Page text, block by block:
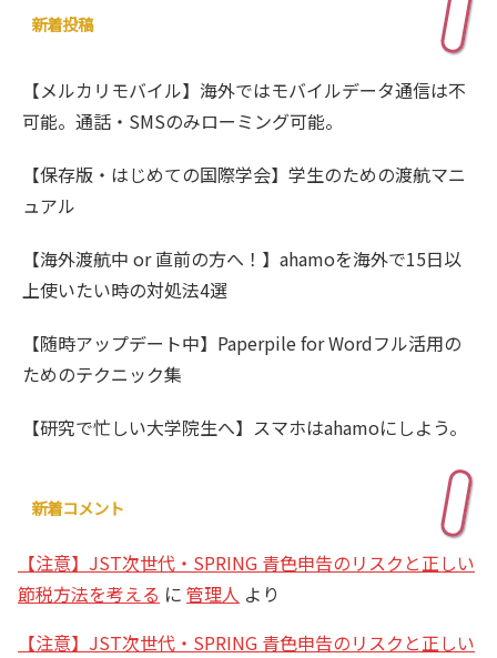
新着投稿
【メルカリモバイル】海外ではモバイルデータ通信は不
可能。通話・SMSのみローミング可能。
【保存版・はじめての国際学会】学生のための渡航マニ
ュアル
【海外渡航中 or 直前の方へ！】ahamoを海外で15日以
上使いたい時の対処法4選
【随時アップデート中】Paperpile for Wordフル活用の
ためのテクニック集
【研究で忙しい大学院生へ】スマホはahamoにしよう。
新着コメント
【注意】JST次世代・SPRING 青色申告のリスクと正しい
節税方法を考える に 管理人 より
【注意】JST次世代・SPRING 青色申告のリスクと正しい